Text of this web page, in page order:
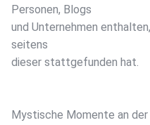
Personen, Blogs
und Unternehmen
seitens
dieser stattgefunden hat.
Mystische Momente an der